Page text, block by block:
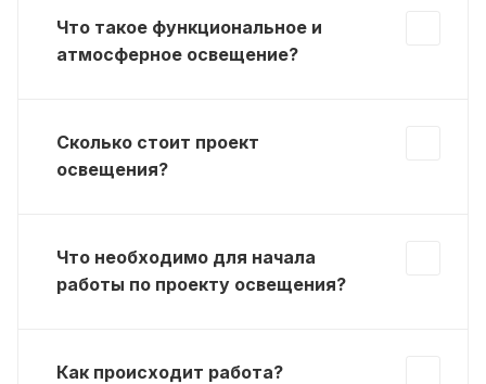
Что такое функциональное и
атмосферное освещение?
Сколько стоит проект
освещения?
Что необходимо для начала
работы по проекту освещения?
Как происходит работа?